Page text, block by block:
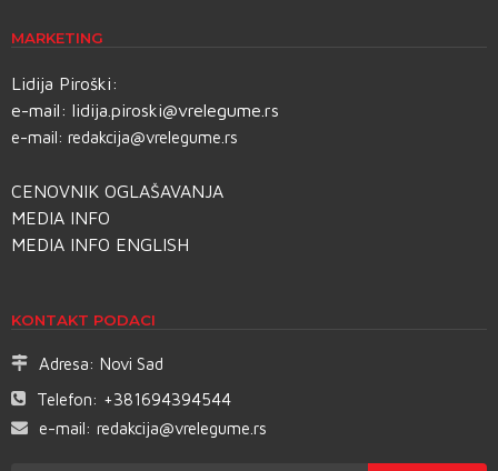
MARKETING
Lidija Piroški:
e-mail: lidija.piroski@vrelegume.rs
e-mail: redakcija@vrelegume.rs
CENOVNIK OGLAŠAVANJA
MEDIA INFO
MEDIA INFO ENGLISH
KONTAKT PODACI
Adresa: Novi Sad
Telefon: +381694394544
e-mail: redakcija@vrelegume.rs